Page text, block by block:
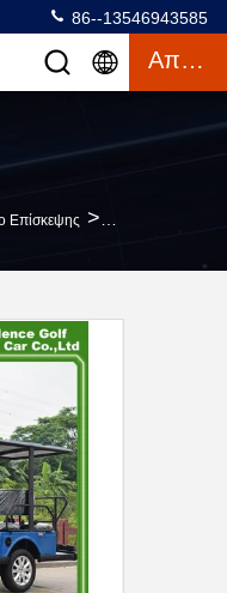
86--13546943585
Απόσπασμα
Επίσκεψης >